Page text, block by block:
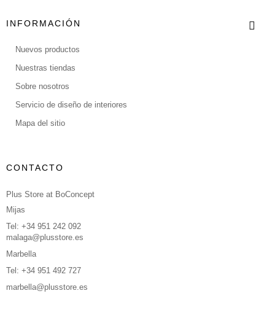
INFORMACIÓN
Nuevos productos
Nuestras tiendas
Sobre nosotros
Servicio de diseño de interiores
Mapa del sitio
CONTACTO
Plus Store at BoConcept
Mijas
Tel: +34 951 242 092
malaga@plusstore.es
Marbella
Tel: +34 951 492 727
marbella@plusstore.es